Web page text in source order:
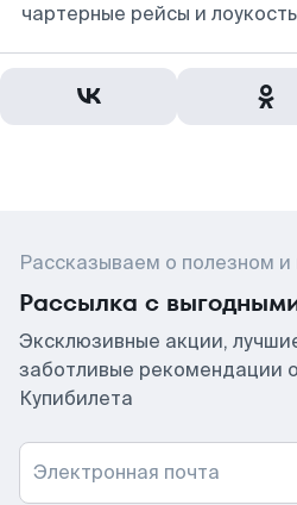
чартерные рейсы и
Рассказываем о полезном
Рассылка с
Эксклюзивные акции,
заботливые рекомендации
Купибилета
Электронная почта